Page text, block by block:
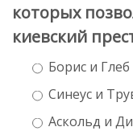
которых
киевский
Борис и Глеб
Синеус и
Аскольд и